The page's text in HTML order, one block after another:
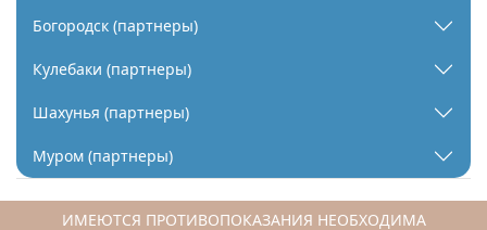
Богородск (партнеры)
Кулебаки (партнеры)
Шахунья (партнеры)
Муром (партнеры)
ИМЕЮТСЯ ПРОТИВОПОКАЗАНИЯ НЕОБХОДИМА